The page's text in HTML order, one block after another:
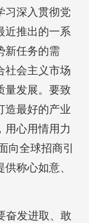
习深入贯彻党
近推出的一系
新任务的需
社会主义市场
量发展。要致
造最好的产业
用心用情用力
向全球招商引
称心如意、
奋发进取、敢